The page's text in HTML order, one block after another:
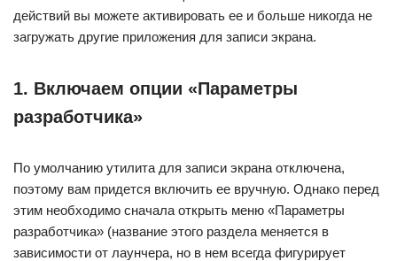
действий вы можете активировать ее и больше никогда не
загружать другие приложения для записи экрана.
1. Включаем опции «Параметры
разработчика»
По умолчанию утилита для записи экрана отключена,
поэтому вам придется включить ее вручную. Однако перед
этим необходимо сначала открыть меню «Параметры
разработчика» (название этого раздела меняется в
зависимости от лаунчера, но в нем всегда фигурирует